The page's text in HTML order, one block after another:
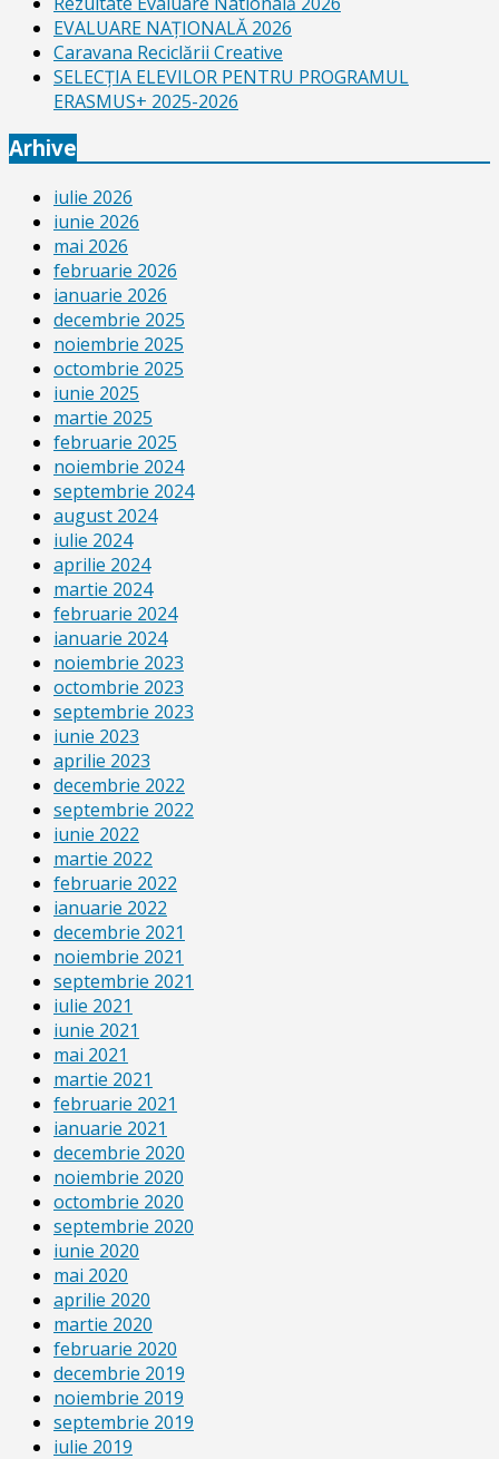
EVALUARE NAŢIONALĂ 2026
Caravana Reciclării Creative
SELECŢIA ELEVILOR PENTRU PROGRAMUL
ERASMUS+ 2025-2026
Arhive
iulie 2026
iunie 2026
mai 2026
februarie 2026
ianuarie 2026
decembrie 2025
noiembrie 2025
octombrie 2025
iunie 2025
martie 2025
februarie 2025
noiembrie 2024
septembrie 2024
august 2024
iulie 2024
aprilie 2024
martie 2024
februarie 2024
ianuarie 2024
noiembrie 2023
octombrie 2023
septembrie 2023
iunie 2023
aprilie 2023
decembrie 2022
septembrie 2022
iunie 2022
martie 2022
februarie 2022
ianuarie 2022
decembrie 2021
noiembrie 2021
septembrie 2021
iulie 2021
iunie 2021
mai 2021
martie 2021
februarie 2021
ianuarie 2021
decembrie 2020
noiembrie 2020
octombrie 2020
septembrie 2020
iunie 2020
mai 2020
aprilie 2020
martie 2020
februarie 2020
decembrie 2019
noiembrie 2019
septembrie 2019
iulie 2019